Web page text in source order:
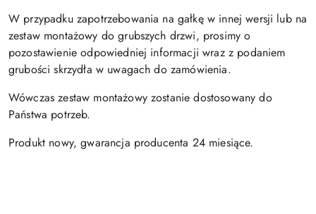
W przypadku zapotrzebowania na gałkę w innej wersji lub na
zestaw montażowy do grubszych drzwi, prosimy o
pozostawienie odpowiedniej informacji wraz z podaniem
grubości skrzydła w uwagach do zamówienia.
Wówczas zestaw montażowy zostanie dostosowany do
Państwa potrzeb.
Produkt nowy, gwarancja producenta 24 miesiące.